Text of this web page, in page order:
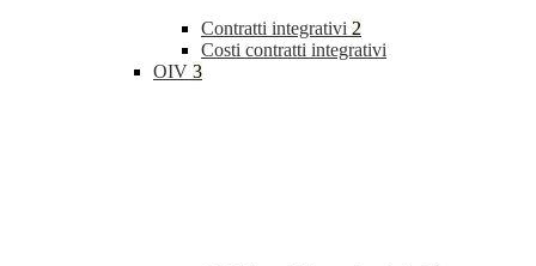
Contratti integrativi 2
Costi contratti integrativi
OIV 3